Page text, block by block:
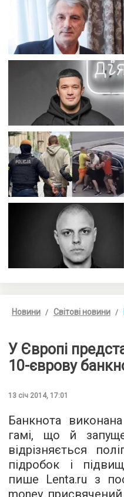
Новини Світові новини
У Європі
10-єврову
13 січ 2014, 17:01
Банкнота
гамі, що й
відрізняється
підробок і
пише Lenta.ru з
money, присвячений